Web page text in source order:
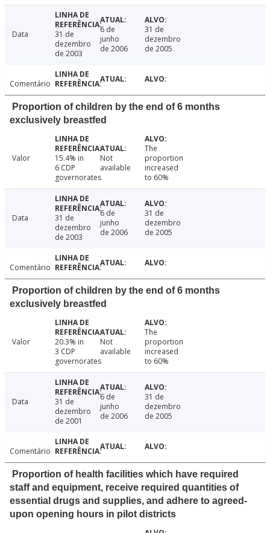
Data
31 de
dezembro
de 2003
6 de
junho
de 2006
31 de
dezembro
de 2005
Comentário
Proportion of children by the end of 6 months
exclusively breastfed
Valor
15.4% in
6 CDP
governorates
Not
available
The
proportion
increased
to 60%
Data
31 de
dezembro
de 2003
6 de
junho
de 2006
31 de
dezembro
de 2005
Comentário
Proportion of children by the end of 6 months
exclusively breastfed
Valor
20.3% in
3 CDP
governorates
Not
available
The
proportion
increased
to 60%
Data
31 de
dezembro
de 2001
6 de
junho
de 2006
31 de
dezembro
de 2005
Comentário
Proportion of health facilities which have required
staff and equipment, receive required quantities of
essential drugs and supplies, and adhere to agreed-
upon opening hours in pilot districts